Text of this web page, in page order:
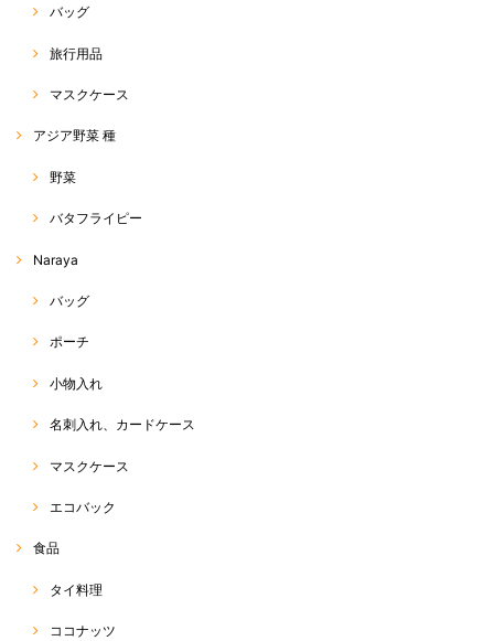
バッグ
旅行用品
マスクケース
アジア野菜 種
野菜
バタフライピー
Naraya
バッグ
ポーチ
小物入れ
名刺入れ、カードケース
マスクケース
エコバック
食品
タイ料理
ココナッツ